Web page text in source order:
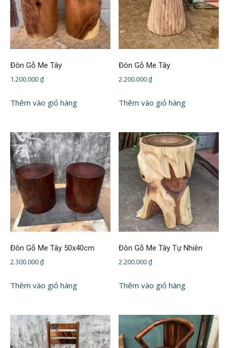
Đôn Gỗ Me Tây
1.200.000₫
Thêm vào giỏ hàng
Đôn Gỗ Me Tây
2.200.000₫
Thêm vào giỏ hàng
Đôn Gỗ Me Tây 50x40cm
2.300.000₫
Thêm vào giỏ hàng
Đôn Gỗ Me Tây Tự Nhiên
2.200.000₫
Thêm vào giỏ hàng